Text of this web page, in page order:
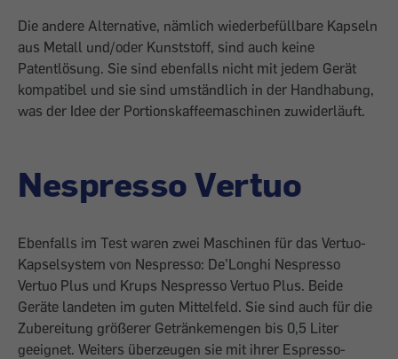
Die andere Alternative, nämlich wieder­befüllbare Kapseln
aus Metall und/oder Kunststoff, sind auch keine
Patentlösung. Sie sind ebenfalls nicht mit jedem Gerät
kompatibel und sie sind umständlich in der Handhabung,
was der Idee der Portionskaffeemaschinen zuwiderläuft.
Nespresso Vertuo
Ebenfalls im Test waren zwei Maschinen für das Vertuo-
Kapselsystem von Nespresso: De’Longhi Nespresso
Vertuo Plus und Krups Nespresso Vertuo Plus. Beide
Geräte landeten im guten Mittelfeld. Sie sind auch für die
Zubereitung größerer Getränkemengen bis 0,5 Liter
geeignet. Weiters überzeugen sie mit ihrer Espresso-